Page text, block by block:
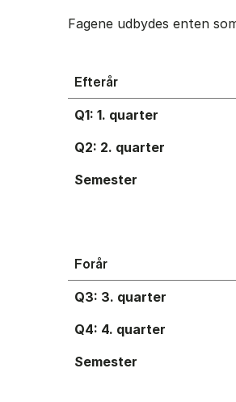
Fagene udbydes enten
Efterår
Q1: 1. quarter
Q2: 2. quarter
Semester
Forår
Q3: 3. quarter
Q4: 4. quarter
Semester